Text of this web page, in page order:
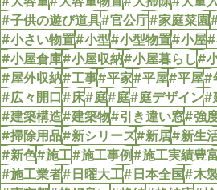
#子供の遊び道具#官公庁#家庭菜園
#小さい物置#小型#小型物置#小屋#
#小屋倉庫#小屋収納#小屋暮らし#
#屋外収納#工事#平家#平屋#平屋#
#広々開口#床#庭#庭#庭デザイン#
#建築構造#建築物#引き違い窓#強
#掃除用品#新シリーズ#新居#新生
#新色#施工#施工事例#施工実績豊
#施工業者#日曜大工#日本全国#木